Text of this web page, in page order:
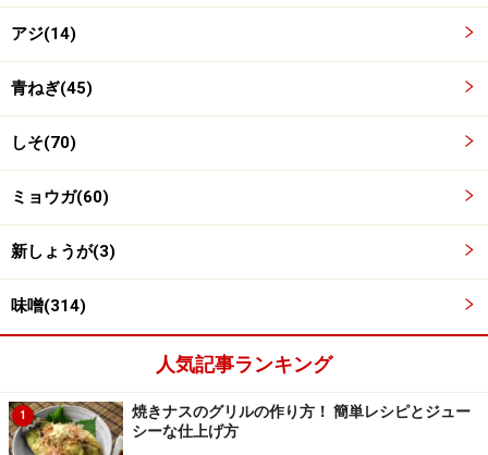
ワンポイントアドバイス
丸めて氷水を注げば冷汁に。あつあつご飯に乗せて、お
茶漬けに。丸めて焼けば、さんが焼きに。どれもこれ
も、夏に食欲をかきたててくれます。
※記事内容は執筆時点のものです。最新の内容をご確認くださ
※衛生面および保存状態に起因して食中毒や体調不良を引き起こ
す場合があります。必ず清潔な状態で、正しい方法で行い、なる
べく早めにお召し上がりください。また、持ち運びの際は保存方
アジ(14)
青ねぎ(45)
しそ(70)
ミョウガ(60)
新しょうが(3)
味噌(314)
人気記事ランキング
1
焼きナスのグリルの作り方！ 簡単レシピとジュー
シーな仕上げ方